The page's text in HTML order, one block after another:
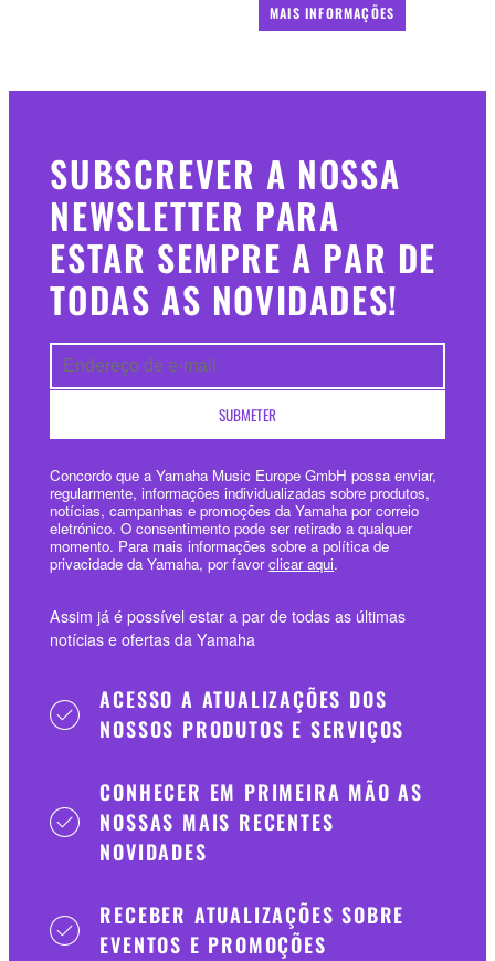
MAIS INFORMAÇÕES
SUBSCREVER A NOSSA
NEWSLETTER PARA
ESTAR SEMPRE A PAR DE
TODAS AS NOVIDADES!
SUBMETER
Concordo que a Yamaha Music Europe GmbH possa enviar,
regularmente, informações individualizadas sobre produtos,
notícias, campanhas e promoções da Yamaha por correio
eletrónico. O consentimento pode ser retirado a qualquer
momento. Para mais informações sobre a política de
privacidade da Yamaha, por favorclicar aqui.
Assim já é possível estar a par de todas as últimas
notícias e ofertas da Yamaha
ACESSO A ATUALIZAÇÕES DOS
NOSSOS PRODUTOS E SERVIÇOS
CONHECER EM PRIMEIRA MÃO AS
NOSSAS MAIS RECENTES
NOVIDADES
RECEBER ATUALIZAÇÕES SOBRE
EVENTOS E PROMOÇÕES